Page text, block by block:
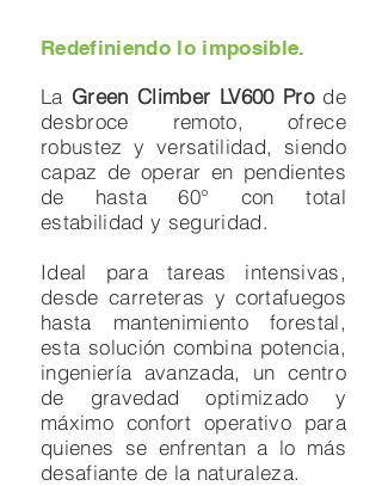
Minicargadores Minería
Matsson
Redefiniendo lo imposible.
La Green Climber LV600 Prode
desbroce remoto, ofrece
robustez y versatilidad, siendo
capaz de operar en pendientes
de hasta 60° con total
estabilidad y seguridad.
Ideal para tareas intensivas,
desde carreteras y cortafuegos
hasta mantenimiento forestal,
esta solución combina potencia,
ingeniería avanzada, un centro
de gravedad optimizado y
máximo confort operativo para
quienes se enfrentan a lo más
desafiante de la naturaleza.